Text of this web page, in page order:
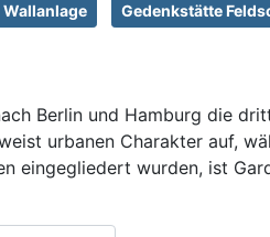
Wallanlage Gedenkstätte
Berlin und Hamburg die
urbanen Charakter auf,
eingegliedert wurden, ist